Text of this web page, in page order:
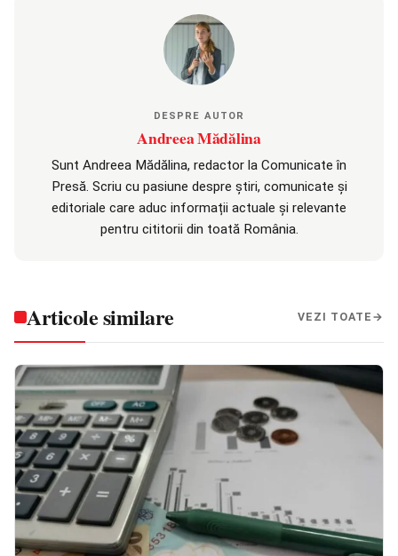
DESPRE AUTOR
Andreea Mădălina
Sunt Andreea Mădălina, redactor la Comunicate în
Presă. Scriu cu pasiune despre știri, comunicate și
editoriale care aduc informații actuale și relevante
pentru cititorii din toată România.
Articole similare VEZI TOATE